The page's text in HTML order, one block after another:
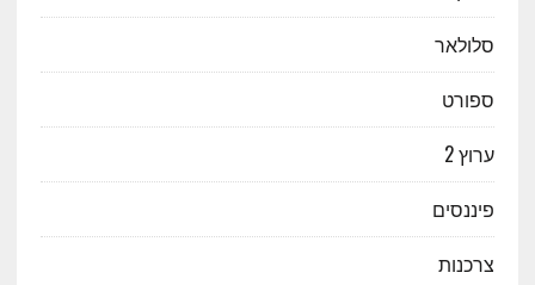
סלולאר
ספורט
ערוץ 2
פיננסים
צרכנות